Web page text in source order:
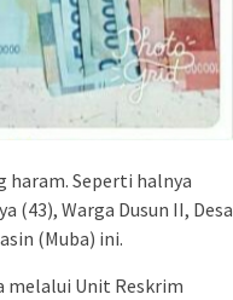
haram. Seperti halnya
(43), Warga Dusun II, Desa
(Muba) ini.
melalui Unit Reskrim